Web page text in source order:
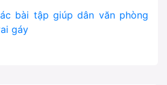
bài tập giúp dân văn phòng
gáy